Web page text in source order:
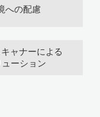
への配慮
ャナーによる
ーション